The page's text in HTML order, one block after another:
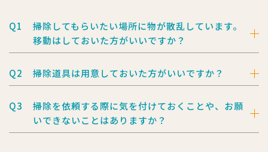
Q1
掃除してもらいたい場所に物が散乱しています。
移動はしておいた方がいいですか？
Q2 掃除道具は用意しておいた方がいいですか？
Q3
掃除を依頼する際に気を付けておくことや、お願
いできないことはありますか？